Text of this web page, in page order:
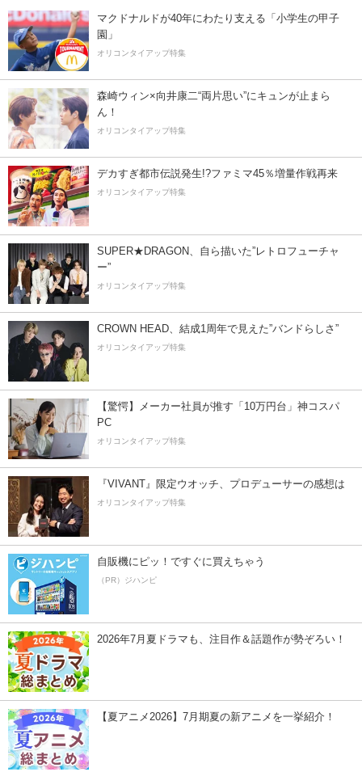
マクドナルドが40年にわたり支える「小学生の甲子
園」
オリコンタイアップ特集
森崎ウィン×向井康二“両片思い”にキュンが止まら
ん！
オリコンタイアップ特集
デカすぎ都市伝説発生!?ファミマ45％増量作戦再来
オリコンタイアップ特集
SUPER★DRAGON、自ら描いた”レトロフューチャ
ー”
オリコンタイアップ特集
CROWN HEAD、結成1周年で見えた”バンドらしさ”
オリコンタイアップ特集
【驚愕】メーカー社員が推す「10万円台」神コスパ
PC
オリコンタイアップ特集
『VIVANT』限定ウオッチ、プロデューサーの感想は
オリコンタイアップ特集
自販機にピッ！ですぐに買えちゃう
（PR）ジハンピ
2026年7月夏ドラマも、注目作＆話題作が勢ぞろい！
【夏アニメ2026】7月期夏の新アニメを一挙紹介！